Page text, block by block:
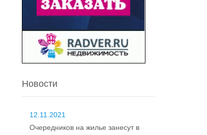
Новости
12.11.2021
Очередников на жилье занесут в